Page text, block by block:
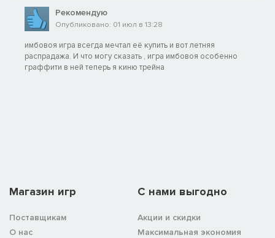
Рекомендую
Опубликовано: 01 июл в 13:28
имбовоя игра всегда мечтал её купить и вот летняя
распрадажа. И что могу сказать , игра имбовоя особенно
граффити в ней теперь я киню трейна
Магазин игр
Поставщикам
О нас
C нами выгодно
Акции и скидки
Максимальная экономия